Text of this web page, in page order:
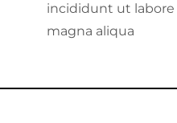
incididunt ut labore
magna aliqua